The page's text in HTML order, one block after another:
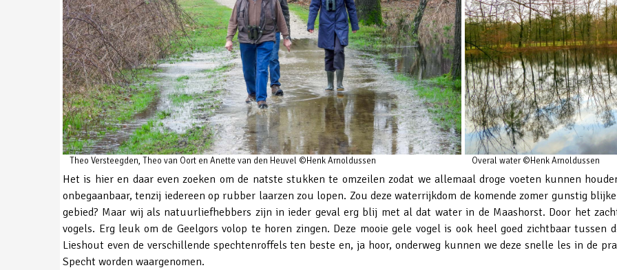
Theo Versteegden, Theo van Oort en Anette van den Heuvel ©Henk Arnoldussen Overal water ©Henk Arnoldussen
Het is hier en daar even zoeken om de natste stukken te omzeilen zodat we allemaal droge voeten kunnen
onbegaanbaar, tenzij iedereen op rubber laarzen zou lopen. Zou deze waterrijkdom de komende zomer gunstig
gebied? Maar wij als natuurliefhebbers zijn in ieder geval erg blij met al dat water in de Maashorst. Door het
vogels. Erg leuk om de Geelgors volop te horen zingen. Deze mooie gele vogel is ook heel goed zichtbaar
Lieshout even de verschillende spechtenroffels ten beste en, ja hoor, onderweg kunnen we deze snelle les in de
Specht worden waargenomen.